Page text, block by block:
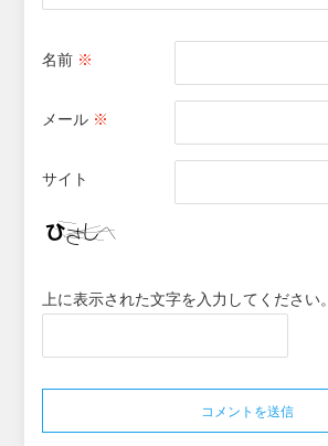
名前 ※
メール ※
サイト
上に表示された文字を入力してください。